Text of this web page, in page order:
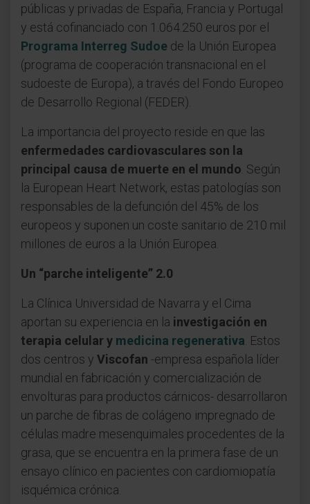
públicas y privadas de España, Francia y Portugal
y está cofinanciado con 1.064.250 euros por el
Programa Interreg Sudoe de la Unión Europea
(programa de cooperación transnacional en el
sudoeste de Europa), a través del Fondo Europeo
de Desarrollo Regional (FEDER).
La importancia del proyecto reside en que las
enfermedades cardiovasculares son la
principal causa de muerte en el mundo . Según
la European Heart Network, estas patologías son
responsables de la defunción del 45% de los
europeos y suponen un coste sanitario de 210 mil
millones de euros a la Unión Europea.
Un “parche inteligente” 2.0
La Clínica Universidad de Navarra y el Cima
aportan su experiencia en la investigación en
terapia celular y medicina regenerativa . Estos
dos centros y Viscofan -empresa española líder
mundial en fabricación y comercialización de
envolturas para productos cárnicos- desarrollaron
un parche de fibras de colágeno impregnado de
células madre mesenquimales procedentes de la
grasa, que se encuentra en la primera fase de un
ensayo clínico en pacientes con cardiomiopatía
isquémica crónica.